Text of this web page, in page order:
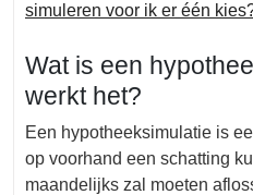
simuleren voor ik er één
Wat is een
werkt het?
Een hypotheeksimulatie is
op voorhand een schatting
maandelijks zal moeten